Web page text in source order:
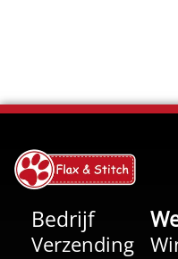
Bedrijf
Verzending